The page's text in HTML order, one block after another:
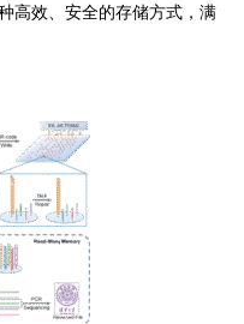
高效、安全的存储方式，满